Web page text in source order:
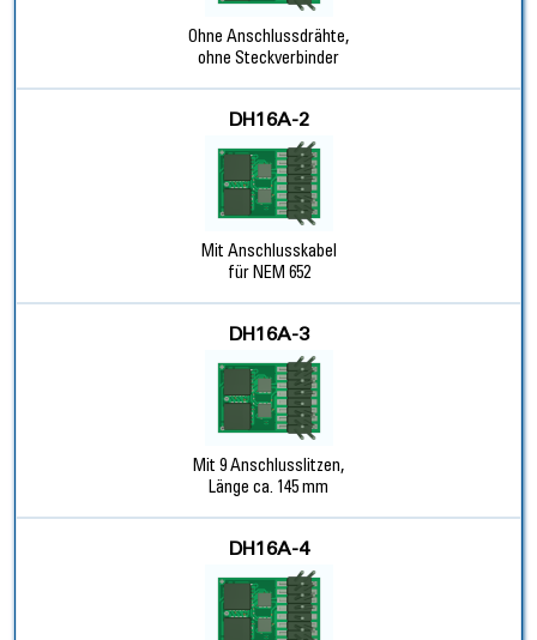
Ohne Anschlussdrähte,
ohne Steckverbinder
DH16A-2
Mit Anschlusskabel
für NEM 652
DH16A-3
Mit 9 Anschlusslitzen,
Länge ca. 145 mm
DH16A-4